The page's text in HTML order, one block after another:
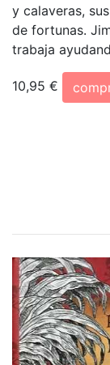
y calaveras,
de fortunas.
trabaja
10,95 €